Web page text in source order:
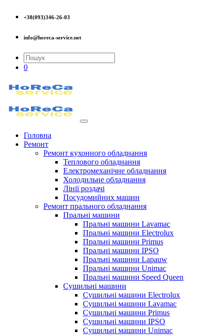
+38(093)346-26-03
info@horeca-service.net
0
Головна
Ремонт
Ремонт кухонного обладнання
Теплового обладнання
Електромеханічне обладнання
Холодильне обладнання
Лінії роздачі
Посудомийних машин
Ремонт прального обладнання
Пральні машини
Пральні машини Lavamac
Пральні машини Electrolux
Пральні машини Primus
Пральні машини IPSO
Пральні машини Lapauw
Пральні машини Unimac
Пральні машини Speed Queen
Сушильні машини
Сушильні машини Electrolux
Сушильні машини Lavamac
Сушильні машини Primus
Сушильні машини IPSO
Сушильні машини Unimac